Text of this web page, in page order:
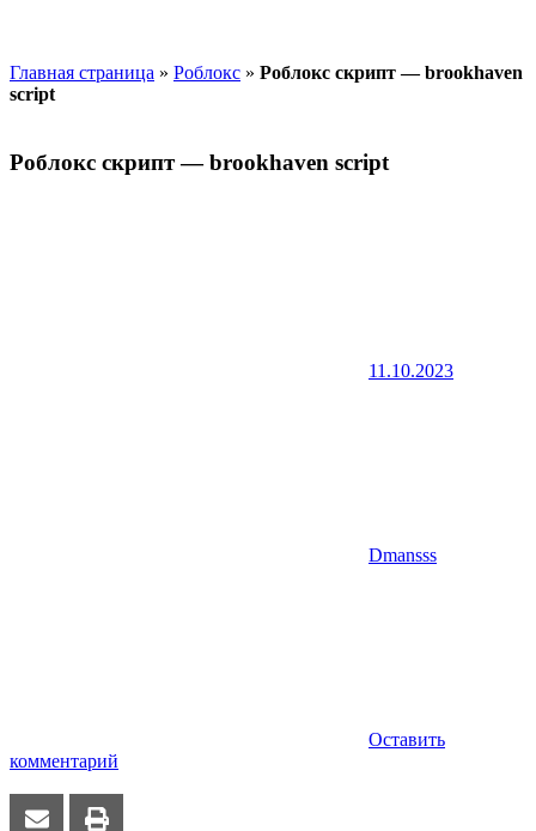
Главная страница » Роблокс » Роблокс скрипт — brookhaven
script
Роблокс скрипт — brookhaven script
11.10.2023
Dmansss
Оставить
комментарий